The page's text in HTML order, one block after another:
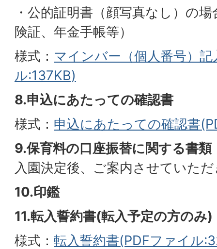
・公的証明書（顔写真なし）の
険証、年金手帳等）
様式： マインバー（個人番号）
ル:137KB)
8.申込にあたっての確認書
様式： 申込にあたっての確認書
9.保育料の口座振替に関する書類
入園決定後、ご案内させていた
10.印鑑
11.転入誓約書(転入予定の方のみ)
様式： 転入誓約書(PDFファイル